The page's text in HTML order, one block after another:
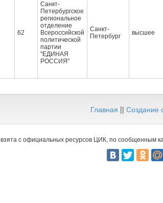
62
Санкт-
Петербургское
региональное
отделение
Всероссийской
политической
партии
"ЕДИНАЯ
РОССИЯ"
Санкт-
Петербург
высшее
Главная || Создание
с официальных ресурсов ЦИК, по сообщенным